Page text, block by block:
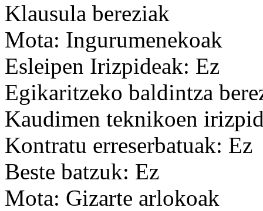
Klausula bereziak
Mota: Ingurumenekoak
Esleipen Irizpideak: Ez
Egikaritzeko baldintza
Kaudimen teknikoen
Kontratu erreserbatuak: Ez
Beste batzuk: Ez
Mota: Gizarte arlokoak